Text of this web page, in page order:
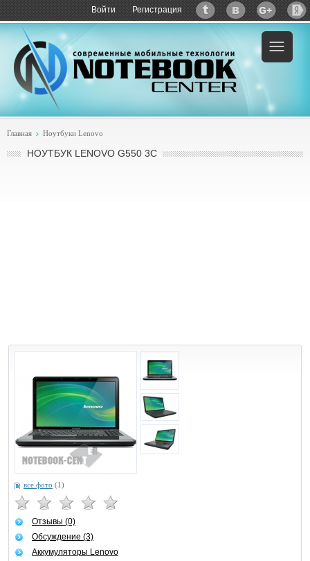
Войти Регистрация
Пример:купить Lenovo G550 3C
Главная Ноутбуки Lenovo
НОУТБУК LENOVO G550 3C
все фото (1)
Отзывы (0)
Обсуждение (3)
Аккумуляторы Lenovo